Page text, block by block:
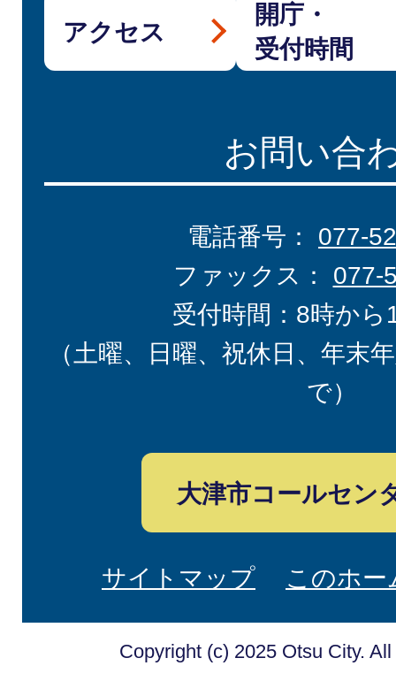
アクセス
開庁・
受付時間
お問い合
電話番号： 077-
ファックス： 077-
受付時間：8時から
（土曜、日曜、祝休日、年末
で）
大津市コールセン
サイトマップ このホ
Copyright (c) 2025 Otsu City.